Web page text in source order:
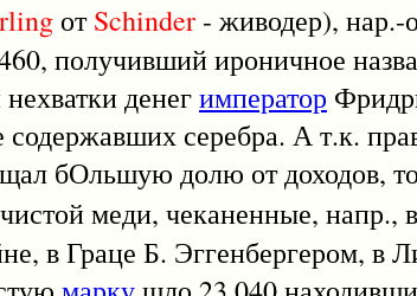
отSchinder - живодер), нар.-
получивший ироничное
денегимператор
серебра. А т.к.
бОльшую долю от доходов,
меди, чеканенные,
в Граце Б. Эггенбергером, в